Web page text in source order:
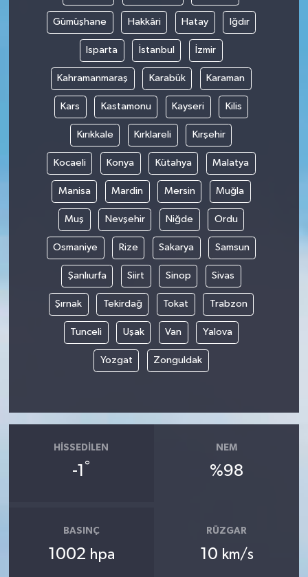
Gümüşhane Hakkâri Hatay Iğdır
Isparta İstanbul İzmir
Kahramanmaraş Karabük Karaman
Kars Kastamonu Kayseri Kilis
Kırıkkale Kırklareli Kırşehir
Kocaeli Konya Kütahya Malatya
Manisa Mardin Mersin Muğla
Muş Nevşehir Niğde Ordu
Osmaniye Rize Sakarya Samsun
Şanlıurfa Siirt Sinop Sivas
Şırnak Tekirdağ Tokat Trabzon
Tunceli Uşak Van Yalova
Yozgat Zonguldak
HISSEDILEN
-1 °
NEM
%98
BASINÇ
1002 hpa
RÜZGAR
10 km/s